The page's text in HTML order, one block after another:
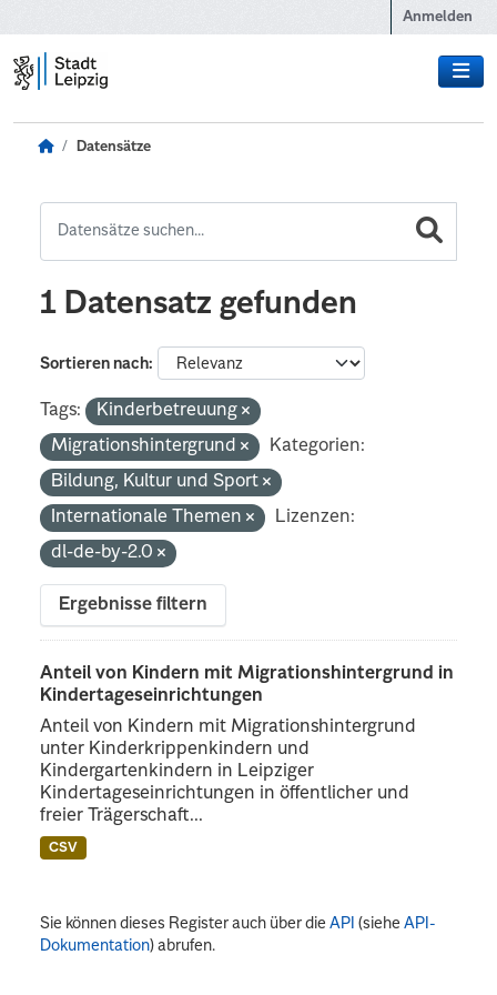
Anmelden
Datensätze
1 Datensatz gefunden
Sortieren nach
Tags:
Kinderbetreuung
Migrationshintergrund
Kategorien:
Bildung, Kultur und Sport
Internationale Themen
Lizenzen:
dl-de-by-2.0
Ergebnisse filtern
Anteil von Kindern mit Migrationshintergrund in
Kindertageseinrichtungen
Anteil von Kindern mit Migrationshintergrund
unter Kinderkrippenkindern und
Kindergartenkindern in Leipziger
Kindertageseinrichtungen in öffentlicher und
freier Trägerschaft...
CSV
Sie können dieses Register auch über dieAPI (sieheAPI-
Dokumentation) abrufen.